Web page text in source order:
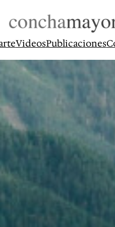
VideosPublicaciones